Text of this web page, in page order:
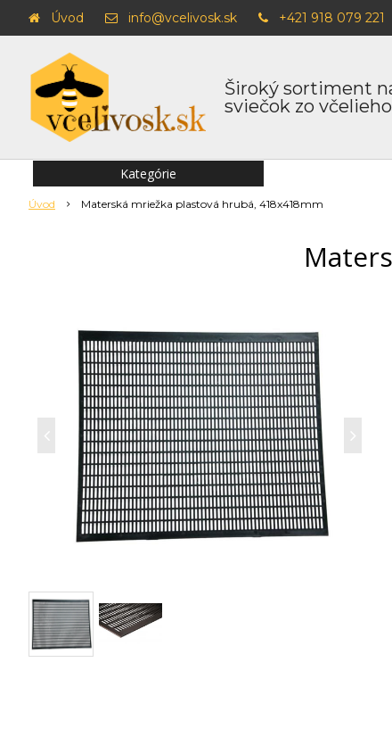
Široký sortiment
sviečok zo
Úvod info@vcelivosk.sk +421 918 079 221
Úvod Materská mriežka plastová hrubá, 418x418mm
Kategórie